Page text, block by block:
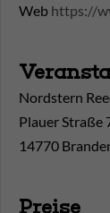
Web https://
Nordstern
Plauer Straße
14770
Preise